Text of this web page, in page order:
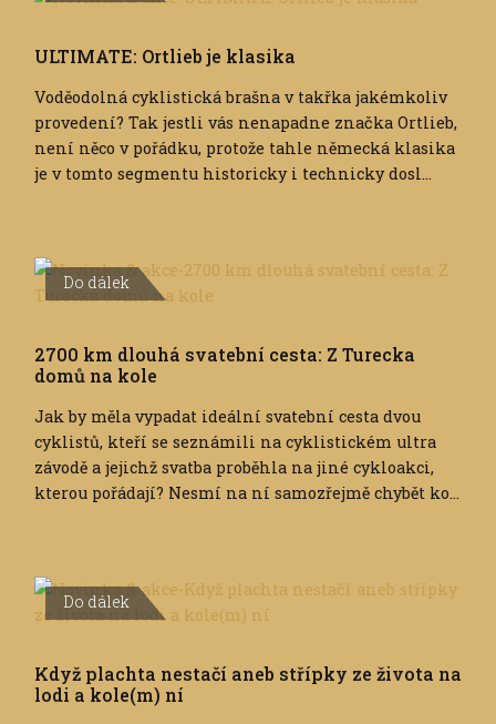
ULTIMATE: Ortlieb je klasika
Voděodolná cyklistická brašna v takřka jakémkoliv
provedení? Tak jestli vás nenapadne značka Ortlieb,
není něco v pořádku, protože tahle německá klasika
je v tomto segmentu historicky i technicky dosl...
Do dálek
2700 km dlouhá svatební cesta: Z Turecka
domů na kole
Jak by měla vypadat ideální svatební cesta dvou
cyklistů, kteří se seznámili na cyklistickém ultra
závodě a jejichž svatba proběhla na jiné cykloakci,
kterou pořádají? Nesmí na ní samozřejmě chybět ko...
Do dálek
Když plachta nestačí aneb střípky ze života na
lodi a kole(m) ní